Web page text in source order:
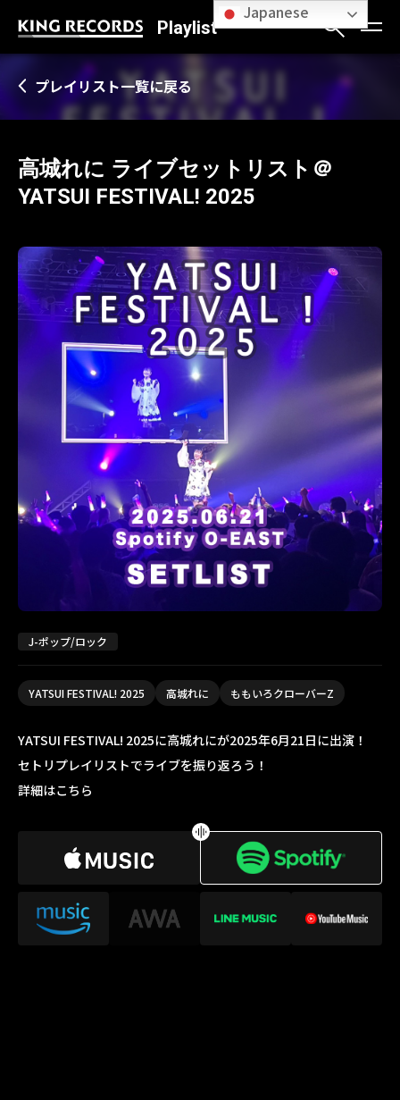
Playlist
プレイリスト一覧に戻る
高城れに ライブセットリスト＠
YATSUI FESTIVAL! 2025
J-ポップ/ロック
YATSUI FESTIVAL! 2025 高城れに ももいろクローバーZ
YATSUI FESTIVAL! 2025に高城れにが2025年6月21日に出演！
セトリプレイリストでライブを振り返ろう！
詳細はこちら
Japanese